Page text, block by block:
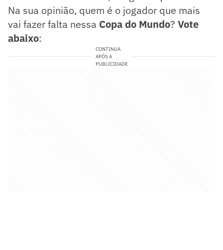
Na sua opinião, quem é o jogador que mais
vai fazer falta nessa Copa do Mundo? Vote
abaixo:
CONTINUA
APÓS A
PUBLICIDADE